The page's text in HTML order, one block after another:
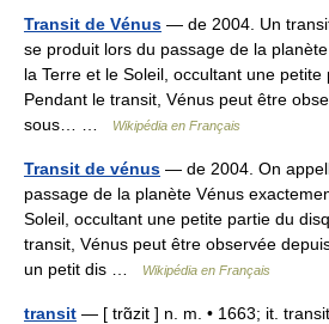
Transit de Vénus — de 2004. Un
se produit lors du passage de la
la Terre et le Soleil, occultant une petite
Pendant le transit, Vénus peut être
sous… …
Wikipédia en Français
Transit de vénus — de 2004. On
passage de la planète Vénus
Soleil, occultant une petite partie du
transit, Vénus peut être observée
un petit dis …
Wikipédia en Français
transit — [ trɑ̃zit ] n. m. • 1663; it.